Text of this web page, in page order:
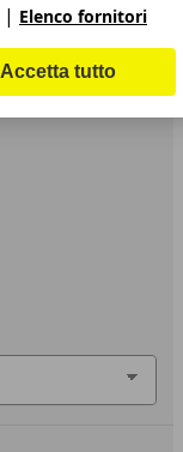
| Elenco fornitori
Accetta tutto